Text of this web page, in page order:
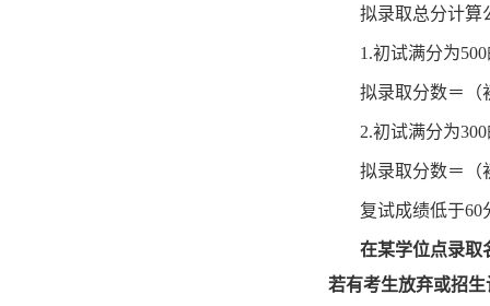
拟录取总分计算
1.初试满分为
拟录取分数＝（
2.初试满分为
拟录取分数＝（
复试成绩低于60
在某学位点录取
若有考生放弃或招